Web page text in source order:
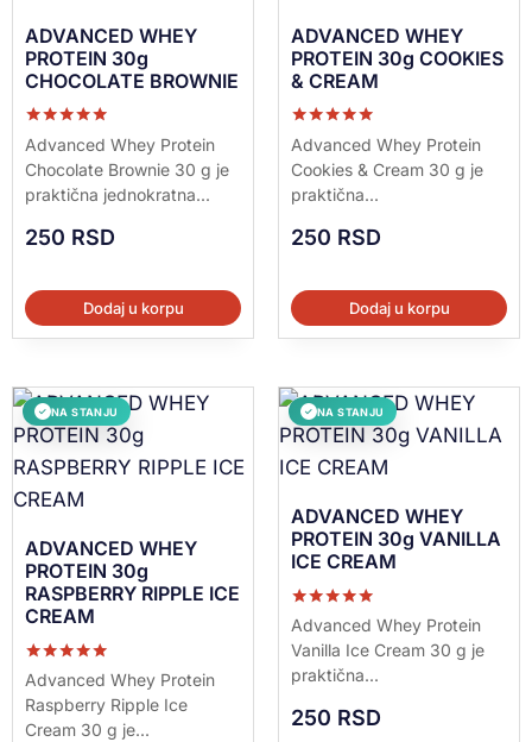
ADVANCED WHEY
PROTEIN 30g
CHOCOLATE BROWNIE
Ocenjeno sa
5.00
od 5
Advanced Whey Protein
Chocolate Brownie 30 g je
praktična jednokratna...
250 RSD
Dodaj u korpu
ADVANCED WHEY
PROTEIN 30g COOKIES
& CREAM
Ocenjeno sa
5.00
od 5
Advanced Whey Protein
Cookies & Cream 30 g je
praktična...
250 RSD
Dodaj u korpu
✓ NA STANJU
ADVANCED WHEY
PROTEIN 30g
RASPBERRY RIPPLE ICE
CREAM
Ocenjeno sa
5.00
od 5
Advanced Whey Protein
Raspberry Ripple Ice
Cream 30 g je...
✓ NA STANJU
ADVANCED WHEY
PROTEIN 30g VANILLA
ICE CREAM
Ocenjeno sa
5.00
od 5
Advanced Whey Protein
Vanilla Ice Cream 30 g je
praktična...
250 RSD